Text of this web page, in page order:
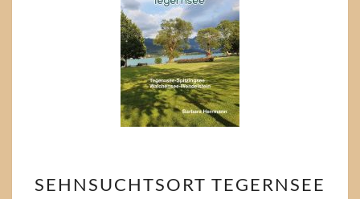
TEGERNSEE
SEHNSUCHTSORT TEGERNSEE